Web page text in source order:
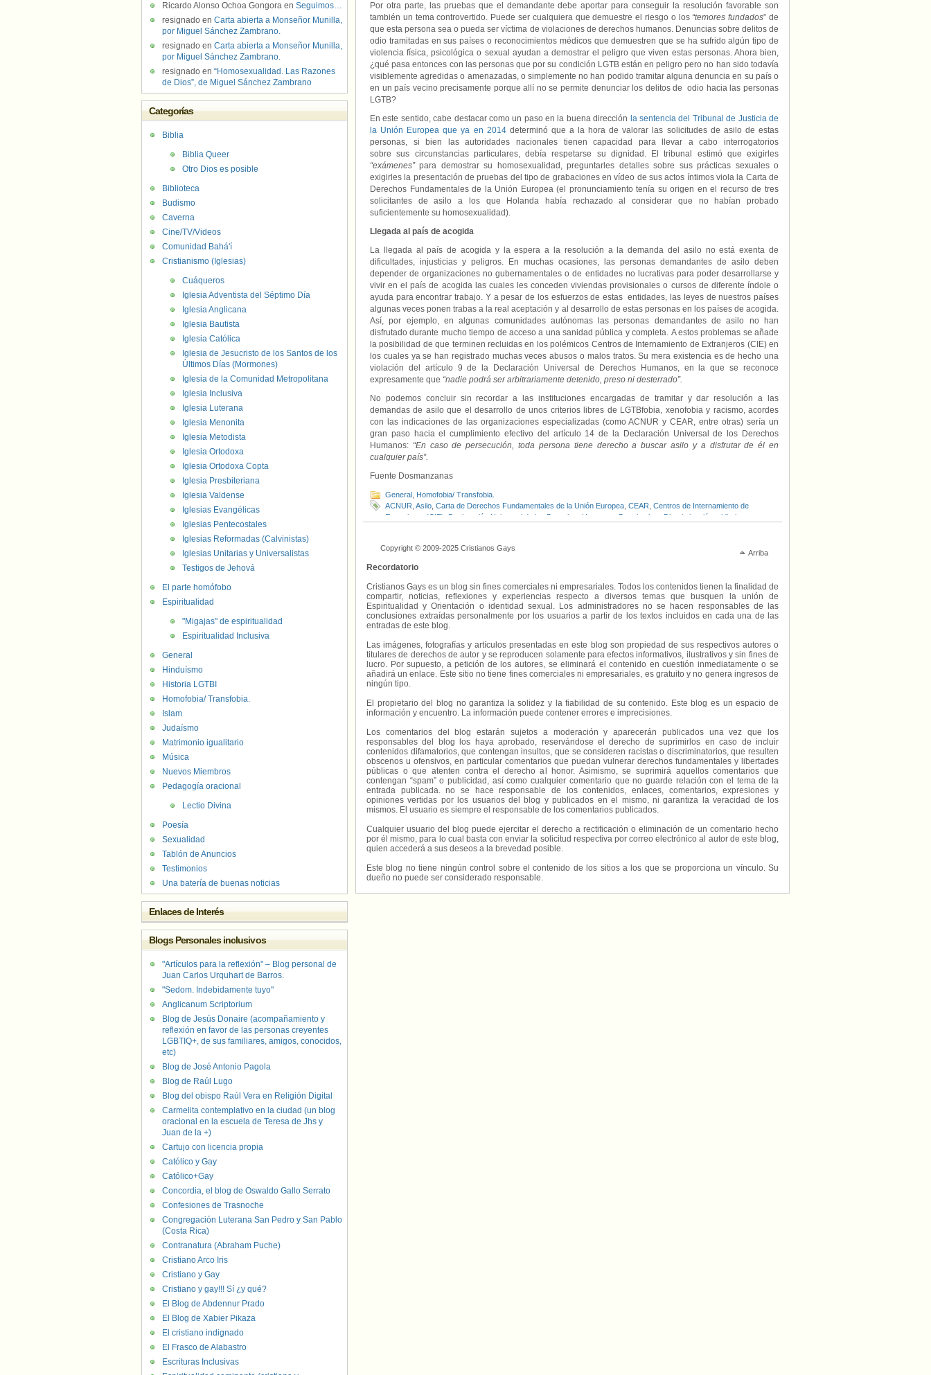
Por otra parte, las pruebas que el demandante debe aportar para conseguir la resolución favorable son
también un tema controvertido. Puede ser cualquiera que demuestre el riesgo o los“temores fundados” de
que esta persona sea o pueda ser víctima de violaciones de derechos humanos. Denuncias sobre delitos de
odio tramitadas en sus países o reconocimientos médicos que demuestren que se ha sufrido algún tipo de
violencia física, psicológica o sexual ayudan a demostrar el peligro que viven estas personas. Ahora bien,
¿qué pasa entonces con las personas que por su condición LGTB están en peligro pero no han sido todavía
visiblemente agredidas o amenazadas, o simplemente no han podido tramitar alguna denuncia en su país o
en un país vecino precisamente porque allí no se permite denunciar los delitos de odio hacia las personas
LGTB?
En este sentido, cabe destacar como un paso en la buena dirección la sentencia del Tribunal de Justicia de
la Unión Europea que ya en 2014 determinó que a la hora de valorar las solicitudes de asilo de estas
personas, si bien las autoridades nacionales tienen capacidad para llevar a cabo interrogatorios
sobre sus circunstancias particulares, debía respetarse su dignidad. El tribunal estimó que exigirles
“exámenes”para demostrar su homosexualidad, preguntarles detalles sobre sus prácticas sexuales o
exigirles la presentación de pruebas del tipo de grabaciones en vídeo de sus actos íntimos viola la Carta de
Derechos Fundamentales de la Unión Europea (el pronunciamiento tenía su origen en el recurso de tres
solicitantes de asilo a los que Holanda había rechazado al considerar que no habían probado
suficientemente su homosexualidad).
Llegada al país de acogida
La llegada al país de acogida y la espera a la resolución a la demanda del asilo no está exenta de
dificultades, injusticias y peligros. En muchas ocasiones, las personas demandantes de asilo deben
depender de organizaciones no gubernamentales o de entidades no lucrativas para poder desarrollarse y
vivir en el país de acogida las cuales les conceden viviendas provisionales o cursos de diferente índole o
ayuda para encontrar trabajo. Y a pesar de los esfuerzos de estas entidades, las leyes de nuestros países
algunas veces ponen trabas a la real aceptación y al desarrollo de estas personas en los países de acogida.
Así, por ejemplo, en algunas comunidades autónomas las personas demandantes de asilo no han
disfrutado durante mucho tiempo de acceso a una sanidad pública y completa. A estos problemas se añade
la posibilidad de que terminen recluidas en los polémicos Centros de Internamiento de Extranjeros (CIE) en
los cuales ya se han registrado muchas veces abusos o malos tratos. Su mera existencia es de hecho una
violación del artículo 9 de la Declaración Universal de Derechos Humanos, en la que se reconoce
expresamente que “nadie podrá ser arbitrariamente detenido, preso ni desterrado”.
No podemos concluir sin recordar a las instituciones encargadas de tramitar y dar resolución a las
demandas de asilo que el desarrollo de unos criterios libres de LGTBfobia, xenofobia y racismo, acordes
con las indicaciones de las organizaciones especializadas (como ACNUR y CEAR, entre otras) sería un
gran paso hacia el cumplimiento efectivo del artículo 14 de la Declaración Universal de los Derechos
Humanos: “En caso de persecución, toda persona tiene derecho a buscar asilo y a disfrutar de él en
cualquier país”.
Fuente Dosmanzanas
General Homofobia/ Transfobia.
ACNUR Asilo Carta de Derechos Fundamentales de la Unión Europea CEAR Centros de Internamiento de
Extranjeros (CIE)
Declaración Universal de los Derechos Humanos Desalambre Discriminación eldiario.es
Arriba
Copyright © 2009-2025 Cristianos Gays
Recordatorio
Cristianos Gays es un blog sin fines comerciales ni empresariales. Todos los contenidos tienen la finalidad de
compartir, noticias, reflexiones y experiencias respecto a diversos temas que busquen la unión de
Espiritualidad y Orientación o identidad sexual. Los administradores no se hacen responsables de las
conclusiones extraídas personalmente por los usuarios a partir de los textos incluidos en cada una de las
entradas de este blog.
Las imágenes, fotografías y artículos presentadas en este blog son propiedad de sus respectivos autores o
titulares de derechos de autor y se reproducen solamente para efectos informativos, ilustrativos y sin fines de
lucro. Por supuesto, a petición de los autores, se eliminará el contenido en cuestión inmediatamente o se
añadirá un enlace. Este sitio no tiene fines comerciales ni empresariales, es gratuito y no genera ingresos de
ningún tipo.
El propietario del blog no garantiza la solidez y la fiabilidad de su contenido. Este blog es un espacio de
información y encuentro. La información puede contener errores e imprecisiones.
Los comentarios del blog estarán sujetos a moderación y aparecerán publicados una vez que los
responsables del blog los haya aprobado, reservándose el derecho de suprimirlos en caso de incluir
contenidos difamatorios, que contengan insultos, que se consideren racistas o discriminatorios, que resulten
obscenos u ofensivos, en particular comentarios que puedan vulnerar derechos fundamentales y libertades
públicas o que atenten contra el derecho al honor. Asimismo, se suprimirá aquellos comentarios que
contengan “spam” o publicidad, así como cualquier comentario que no guarde relación con el tema de la
entrada publicada. no se hace responsable de los contenidos, enlaces, comentarios, expresiones y
opiniones vertidas por los usuarios del blog y publicados en el mismo, ni garantiza la veracidad de los
mismos. El usuario es siempre el responsable de los comentarios publicados.
Cualquier usuario del blog puede ejercitar el derecho a rectificación o eliminación de un comentario hecho
por él mismo, para lo cual basta con enviar la solicitud respectiva por correo electrónico al autor de este blog,
quien accederá a sus deseos a la brevedad posible.
Este blog no tiene ningún control sobre el contenido de los sitios a los que se proporciona un vínculo. Su
dueño no puede ser considerado responsable.
Ricardo Alonso Ochoa Gongora en Seguimos…
resignado en Carta abierta a Monseñor Munilla,
por Miguel Sánchez Zambrano.
resignado en Carta abierta a Monseñor Munilla,
por Miguel Sánchez Zambrano.
resignado en “Homosexualidad. Las Razones
de Dios”, de Miguel Sánchez Zambrano
Categorías
Biblia
Biblia Queer
Otro Dios es posible
Biblioteca
Budismo
Caverna
Cine/TV/Videos
Comunidad Bahá'í
Cristianismo (Iglesias)
Cuáqueros
Iglesia Adventista del Séptimo Día
Iglesia Anglicana
Iglesia Bautista
Iglesia Católica
Iglesia de Jesucristo de los Santos de los
Últimos Días (Mormones)
Iglesia de la Comunidad Metropolitana
Iglesia Inclusiva
Iglesia Luterana
Iglesia Menonita
Iglesia Metodista
Iglesia Ortodoxa
Iglesia Ortodoxa Copta
Iglesia Presbiteriana
Iglesia Valdense
Iglesias Evangélicas
Iglesias Pentecostales
Iglesias Reformadas (Calvinistas)
Iglesias Unitarias y Universalistas
Testigos de Jehová
El parte homófobo
Espiritualidad
"Migajas" de espiritualidad
Espiritualidad Inclusiva
General
Hinduísmo
Historia LGTBI
Homofobia/ Transfobia.
Islam
Judaísmo
Matrimonio igualitario
Música
Nuevos Miembros
Pedagogía oracional
Lectio Divina
Poesía
Sexualidad
Tablón de Anuncios
Testimonios
Una batería de buenas noticias
Enlaces de Interés
Blogs Personales inclusivos
"Artículos para la reflexión" – Blog personal de
Juan Carlos Urquhart de Barros.
"Sedom. Indebidamente tuyo"
Anglicanum Scriptorium
Blog de Jesús Donaire (acompañamiento y
reflexión en favor de las personas creyentes
LGBTIQ+, de sus familiares, amigos, conocidos,
etc)
Blog de José Antonio Pagola
Blog de Raúl Lugo
Blog del obispo Raúl Vera en Religión Digital
Carmelita contemplativo en la ciudad (un blog
oracional en la escuela de Teresa de Jhs y
Juan de la +)
Cartujo con licencia propia
Católico y Gay
Católico+Gay
Concordia, el blog de Oswaldo Gallo Serrato
Confesiones de Trasnoche
Congregación Luterana San Pedro y San Pablo
(Costa Rica)
Contranatura (Abraham Puche)
Cristiano Arco Iris
Cristiano y Gay
Cristiano y gay!!! Sí ¿y qué?
El Blog de Abdennur Prado
El Blog de Xabier Pikaza
El cristiano indignado
El Frasco de Alabastro
Escrituras Inclusivas